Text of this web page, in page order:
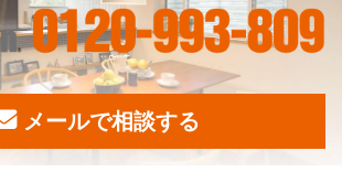
メールで相談する